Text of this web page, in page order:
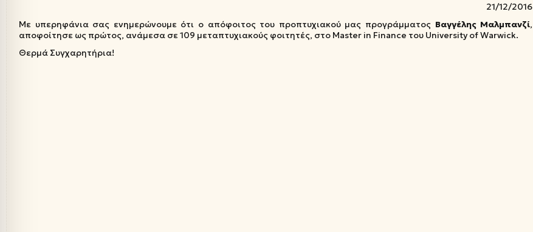
21/12/2016
Με υπερηφάνια σας ενημερώνουμε ότι ο απόφοιτος του προπτυχιακού μας προγράμματος Βαγγέλης Μαλμπανζί,
αποφοίτησε ως πρώτος, ανάμεσα σε 109 μεταπτυχιακούς φοιτητές, στο Master in Finance του University of Warwick.
Θερμά Συγχαρητήρια!